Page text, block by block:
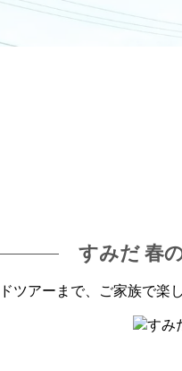
すみだ 春
アーまで、ご家族で楽